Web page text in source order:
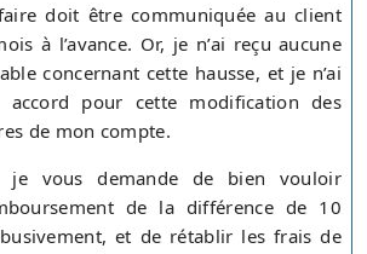
doit être communiquée au client
à l’avance. Or, je n’ai reçu aucune
concernant cette hausse, et je n’ai
accord pour cette modification des
de mon compte.
je vous demande de bien vouloir
de la différence de 10
et de rétablir les frais de